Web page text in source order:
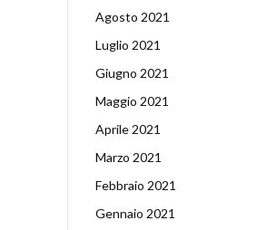
Agosto 2021
Luglio 2021
Giugno 2021
Maggio 2021
Aprile 2021
Marzo 2021
Febbraio 2021
Gennaio 2021